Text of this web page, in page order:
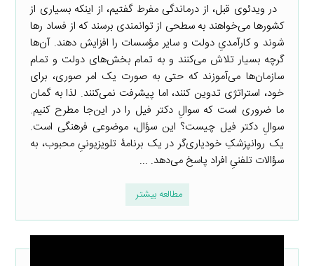
در ویدئوی قبل، از درماندگی مفرط گفتیم، از اینکه بسیاری از
کشورها می‌خواهند به سطحی از توانمندی برسند که از فساد رها
شوند و کارآمدیِ دولت و سایر مؤسسات را افزایش دهند. آن‌ها
گرچه بسیار تلاش می‌کنند و به تمام بخش‌های دولت و تمام
سازمان‌ها می‌آموزند که حتی به صورت یک امر صوری، برای
خود، استراتژی تدوین کنند، اما پیشرفت نمی‌کنند. لذا به گمان
ما ضروری است که سوالِ دکتر فیل را در این‌جا مطرح کنیم.
سوالِ دکتر فیل چیست؟ این سؤال، موضوعی فرهنگی است.
یک روانپزشکِ خودیاری‌گر در یک برنامۀ تلویزیونیِ محبوب، به
سؤالات تلفنیِ افراد پاسخ می‌دهد. ...
مطالعه بیشتر